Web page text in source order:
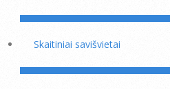
Skaitiniai savišvietai